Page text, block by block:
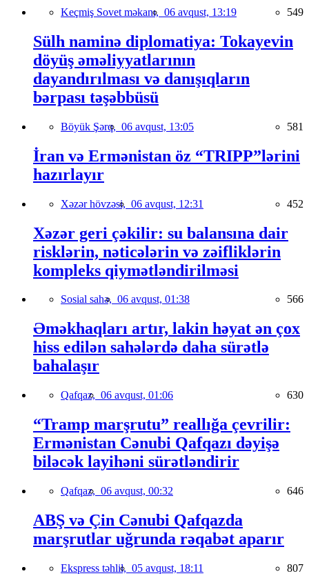
Keçmiş Sovet məkanı, 06 avqust, 13:19 549
Sülh naminə diplomatiya: Tokayevin
döyüş əməliyyatlarının
dayandırılması və danışıqların
bərpası təşəbbüsü
Böyük Şərq, 06 avqust, 13:05 581
İran və Ermənistan öz “TRIPP”lərini
hazırlayır
Xəzər hövzəsi, 06 avqust, 12:31 452
Xəzər geri çəkilir: su balansına dair
risklərin, nəticələrin və zəifliklərin
kompleks qiymətləndirilməsi
Sosial sahə, 06 avqust, 01:38 566
Əməkhaqları artır, lakin həyat ən çox
hiss edilən sahələrdə daha sürətlə
bahalaşır
Qafqaz, 06 avqust, 01:06 630
“Tramp marşrutu” reallığa çevrilir:
Ermənistan Cənubi Qafqazı dəyişə
biləcək layihəni sürətləndirir
Qafqaz, 06 avqust, 00:32 646
ABŞ və Çin Cənubi Qafqazda
marşrutlar uğrunda rəqabət aparır
Ekspress təhlil, 05 avqust, 18:11 807